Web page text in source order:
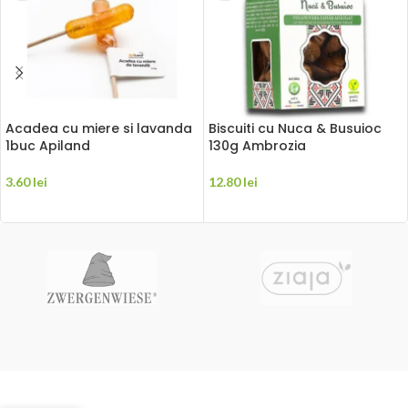
Acadea cu miere si lavanda
1buc Apiland
3.60lei
Biscuiti cu Nuca & Busuioc
130g Ambrozia
12.80lei